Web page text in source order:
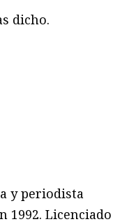
dicho.
y periodista
1992. Licenciado